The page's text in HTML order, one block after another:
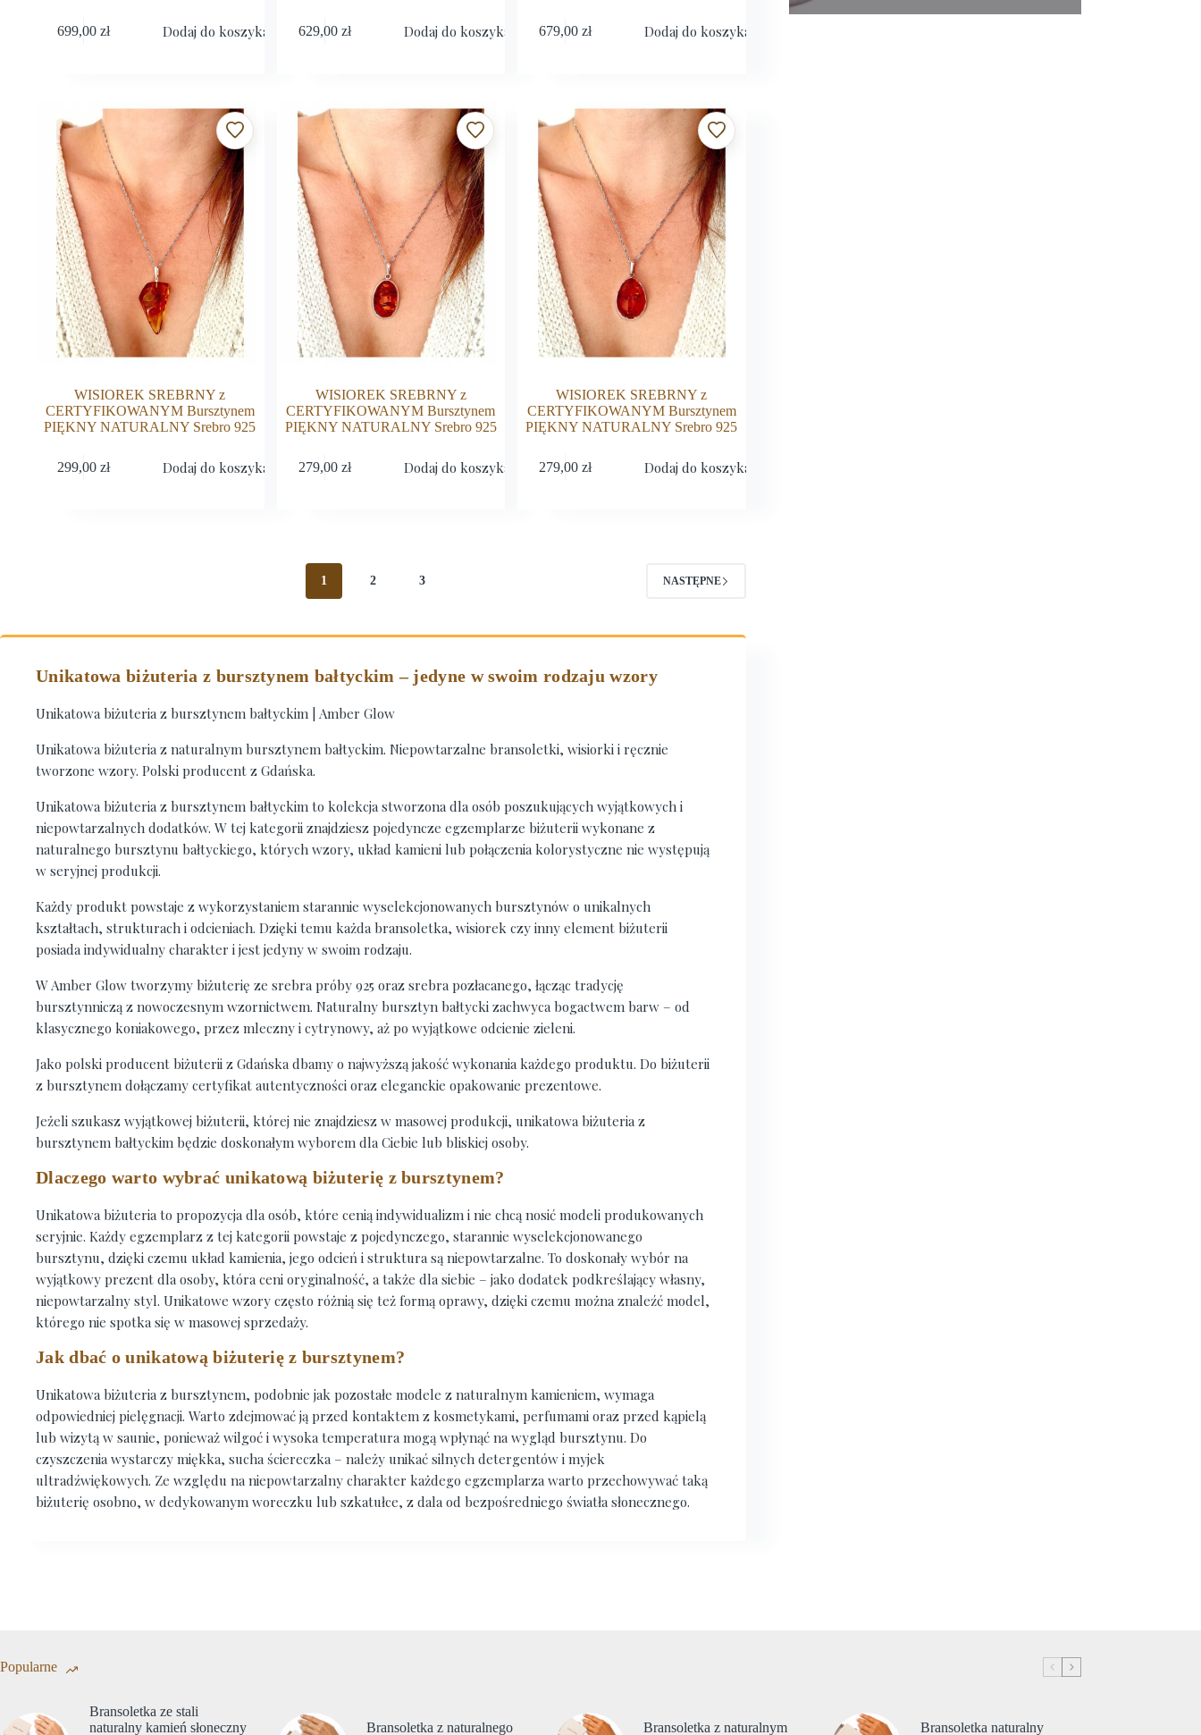
699,00zł Dodaj do koszyka 629,00 zł Dodaj do koszyka 679,00zł Dodaj do koszyka
WISIOREK SREBRNY z
CERTYFIKOWANYM Bursztynem
PIĘKNY NATURALNY Srebro 925
299,00zł Dodaj do koszyka
WISIOREK SREBRNY z
CERTYFIKOWANYM Bursztynem
PIĘKNY NATURALNY Srebro 925
279,00 zł Dodaj do koszyka
WISIOREK SREBRNY z
CERTYFIKOWANYM Bursztynem
PIĘKNY NATURALNY Srebro 925
279,00zł Dodaj do koszyka
1 2 3 NASTĘPNE
Unikatowa biżuteria z bursztynem bałtyckim – jedyne w swoim rodzaju wzory
Unikatowa biżuteria z bursztynem bałtyckim | Amber Glow
Unikatowa biżuteria z naturalnym bursztynem bałtyckim. Niepowtarzalne bransoletki, wisiorki i ręcznie
tworzone wzory. Polski producent z Gdańska.
Unikatowa biżuteria z bursztynem bałtyckim to kolekcja stworzona dla osób poszukujących wyjątkowych i
niepowtarzalnych dodatków. W tej kategorii znajdziesz pojedyncze egzemplarze biżuterii wykonane z
naturalnego bursztynu bałtyckiego, których wzory, układ kamieni lub połączenia kolorystyczne nie występują
w seryjnej produkcji.
Każdy produkt powstaje z wykorzystaniem starannie wyselekcjonowanych bursztynów o unikalnych
kształtach, strukturach i odcieniach. Dzięki temu każda bransoletka, wisiorek czy inny element biżuterii
posiada indywidualny charakter i jest jedyny w swoim rodzaju.
W Amber Glow tworzymy biżuterię ze srebra próby 925 oraz srebra pozłacanego, łącząc tradycję
bursztynniczą z nowoczesnym wzornictwem. Naturalny bursztyn bałtycki zachwyca bogactwem barw – od
klasycznego koniakowego, przez mleczny i cytrynowy, aż po wyjątkowe odcienie zieleni.
Jako polski producent biżuterii z Gdańska dbamy o najwyższą jakość wykonania każdego produktu. Do biżuterii
z bursztynem dołączamy certyfikat autentyczności oraz eleganckie opakowanie prezentowe.
Jeżeli szukasz wyjątkowej biżuterii, której nie znajdziesz w masowej produkcji, unikatowa biżuteria z
bursztynem bałtyckim będzie doskonałym wyborem dla Ciebie lub bliskiej osoby.
Dlaczego warto wybrać unikatową biżuterię z bursztynem?
Unikatowa biżuteria to propozycja dla osób, które cenią indywidualizm i nie chcą nosić modeli produkowanych
seryjnie. Każdy egzemplarz z tej kategorii powstaje z pojedynczego, starannie wyselekcjonowanego
bursztynu, dzięki czemu układ kamienia, jego odcień i struktura są niepowtarzalne. To doskonały wybór na
wyjątkowy prezent dla osoby, która ceni oryginalność, a także dla siebie – jako dodatek podkreślający własny,
niepowtarzalny styl. Unikatowe wzory często różnią się też formą oprawy, dzięki czemu można znaleźć model,
którego nie spotka się w masowej sprzedaży.
Jak dbać o unikatową biżuterię z bursztynem?
Unikatowa biżuteria z bursztynem, podobnie jak pozostałe modele z naturalnym kamieniem, wymaga
odpowiedniej pielęgnacji. Warto zdejmować ją przed kontaktem z kosmetykami, perfumami oraz przed kąpielą
lub wizytą w saunie, ponieważ wilgoć i wysoka temperatura mogą wpłynąć na wygląd bursztynu. Do
czyszczenia wystarczy miękka, sucha ściereczka – należy unikać silnych detergentów i myjek
ultradźwiękowych. Ze względu na niepowtarzalny charakter każdego egzemplarza warto przechowywać taką
biżuterię osobno, w dedykowanym woreczku lub szkatułce, z dala od bezpośredniego światła słonecznego.
Popularne
Bransoletka ze stali
naturalny kamień słoneczny
Bransoletka z naturalnego Bransoletka z naturalnym Bransoletka naturalny